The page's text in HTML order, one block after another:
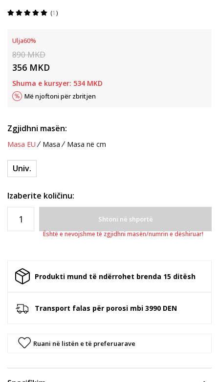
1
Ulja60%
890MKD
356 MKD
Shuma e kursyer: 534 MKD
Më njoftoni për zbritjen
Zgjidhni masën:
Masa EU Masa Masa në cm
Univ.
Izaberite količinu:
Shtoni në shportë
Është e nevojshme të zgjidhni masën/numrin e dëshiruar!
Produkti mund të ndërrohet brenda 15 ditësh
Transport falas për porosi mbi 3990 DEN
Ruani në listën e të preferuarave